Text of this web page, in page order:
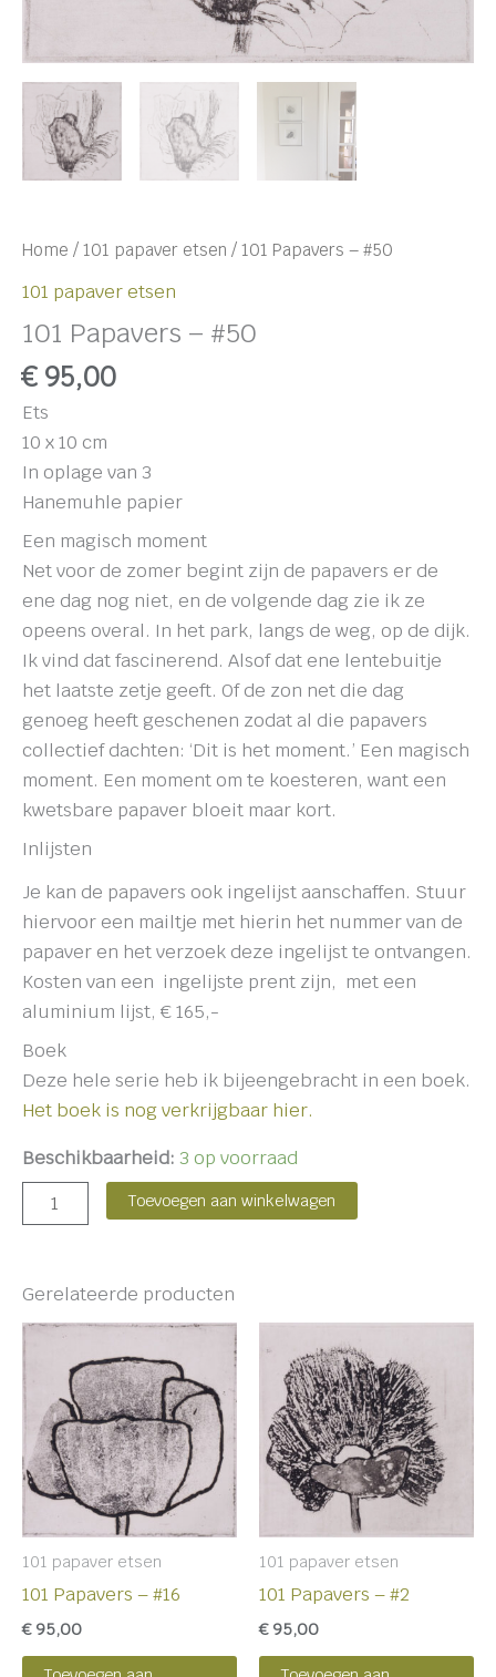
Home / 101 papaver etsen / 101 Papavers – #50
101 papaver etsen
101 Papavers – #50
€ 95,00
Ets
10 x 10 cm
In oplage van 3
Hanemuhle papier
Een magisch moment
Net voor de zomer begint zijn de papavers er de
ene dag nog niet, en de volgende dag zie ik ze
opeens overal. In het park, langs de weg, op de dijk.
Ik vind dat fascinerend. Alsof dat ene lentebuitje
het laatste zetje geeft. Of de zon net die dag
genoeg heeft geschenen zodat al die papavers
collectief dachten: ‘Dit is het moment.’ Een magisch
moment. Een moment om te koesteren, want een
kwetsbare papaver bloeit maar kort.
Inlijsten
Je kan de papavers ook ingelijst aanschaffen. Stuur
hiervoor een mailtje met hierin het nummer van de
papaver en het verzoek deze ingelijst te ontvangen.
Kosten van een ingelijste prent zijn, met een
aluminium lijst, € 165,-
Boek
Deze hele serie heb ik bijeengebracht in een boek.
Het boek is nog verkrijgbaar hier.
Beschikbaarheid: 3 op voorraad
Toevoegen aan winkelwagen
Gerelateerde producten
101 papaver etsen
101 Papavers – #16
€95,00
101 papaver etsen
101 Papavers – #2
€95,00